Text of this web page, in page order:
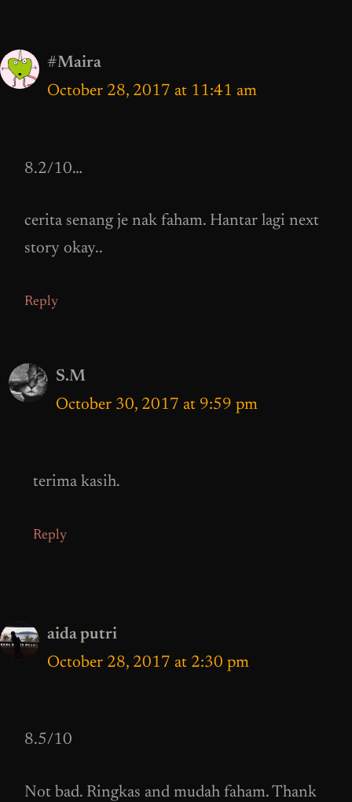
#Maira
October 28, 2017 at 11:41 am
8.2/10…
cerita senang je nak faham. Hantar lagi next
story okay..
Reply
S.M
October 30, 2017 at 9:59 pm
terima kasih.
Reply
aida putri
October 28, 2017 at 2:30 pm
8.5/10
Not bad. Ringkas and mudah faham. Thank